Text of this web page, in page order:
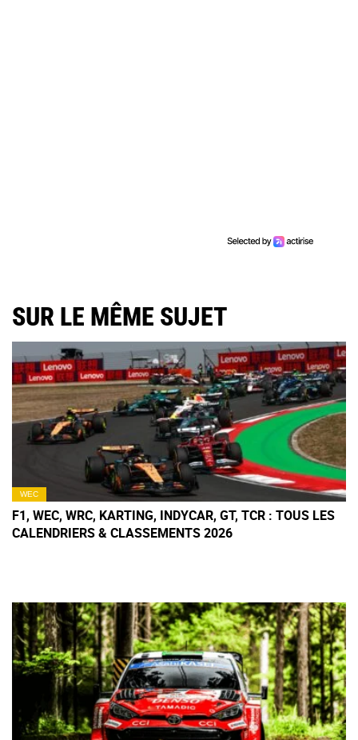
SUR LE MÊME SUJET
WEC
F1, WEC, WRC, KARTING, INDYCAR, GT, TCR : TOUS LES
CALENDRIERS & CLASSEMENTS 2026